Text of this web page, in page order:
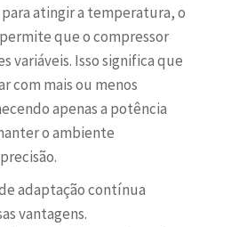
atingir a temperatura, o
que o compressor
variáveis. Isso significa que
com mais ou menos
apenas a potência
o ambiente
adaptação contínua
vantagens.